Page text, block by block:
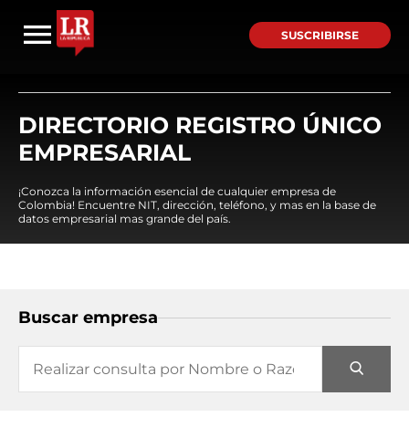
SUSCRIBIRSE
DIRECTORIO REGISTRO ÚNICO
EMPRESARIAL
¡Conozca la información esencial de cualquier empresa de
Colombia! Encuentre NIT, dirección, teléfono, y mas en la base de
datos empresarial mas grande del país.
Buscar empresa